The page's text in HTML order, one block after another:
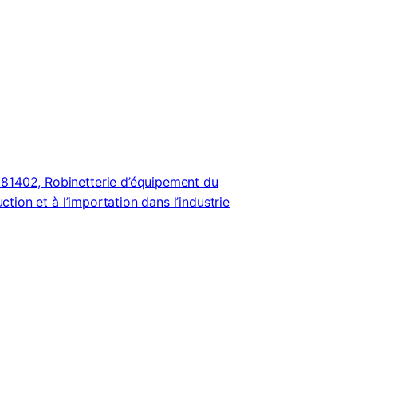
Robinetterie d’équipement du
et à l’importation dans l’industrie